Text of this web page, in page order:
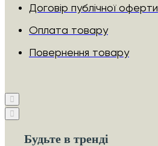
Договір публічної оферти
Оплата товару
Повернення товару
Будьте в тренді